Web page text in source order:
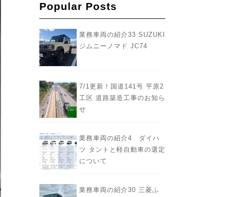
Popular Posts
業務車両の紹介33 SUZUKI
ジムニーノマド JC74
7/1更新！国道141号 平原2
工区 道路築造工事のお知ら
せ
業務車両の紹介4 ダイハ
ツ タントと軽自動車の選定
について
業務車両の紹介30 三菱ふ